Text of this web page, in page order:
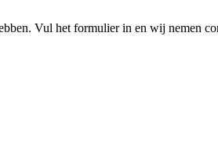
Vul het formulier in en wij nemen